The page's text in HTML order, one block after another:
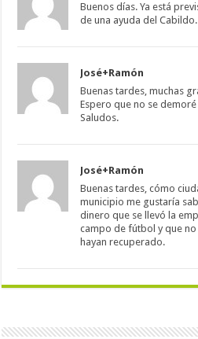
Buenos días. Ya está
de una ayuda del
José+Ramón
Buenas tardes, muchas
Espero que no se
Saludos.
José+Ramón
Buenas tardes, cómo
municipio me gustaría
dinero que se llevó la
campo de fútbol y que
hayan recuperado.